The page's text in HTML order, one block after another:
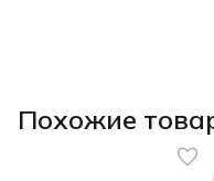
Похожие